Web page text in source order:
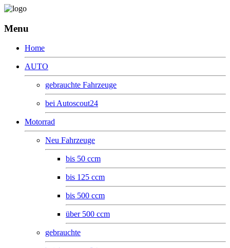
Menu
Home
AUTO
gebrauchte Fahrzeuge
bei Autoscout24
Motorrad
Neu Fahrzeuge
bis 50 ccm
bis 125 ccm
bis 500 ccm
über 500 ccm
gebrauchte